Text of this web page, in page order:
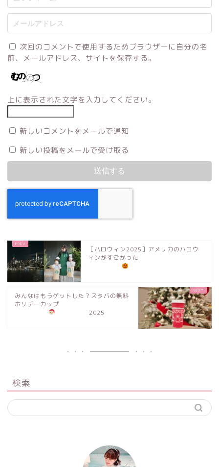
次回のコメントで使用するためブラウザーに自分の名
前、メールアドレス、サイトを保存する。
上に表示された文字を入力してください。
新しいコメントをメールで通知
新しい投稿をメールで受け取る
［ハロウィン2025］アメリカのハロウ
ィンがすごかった
みんなはもうゲットした？スタバの無料
ホリデーカップ
2025
検索